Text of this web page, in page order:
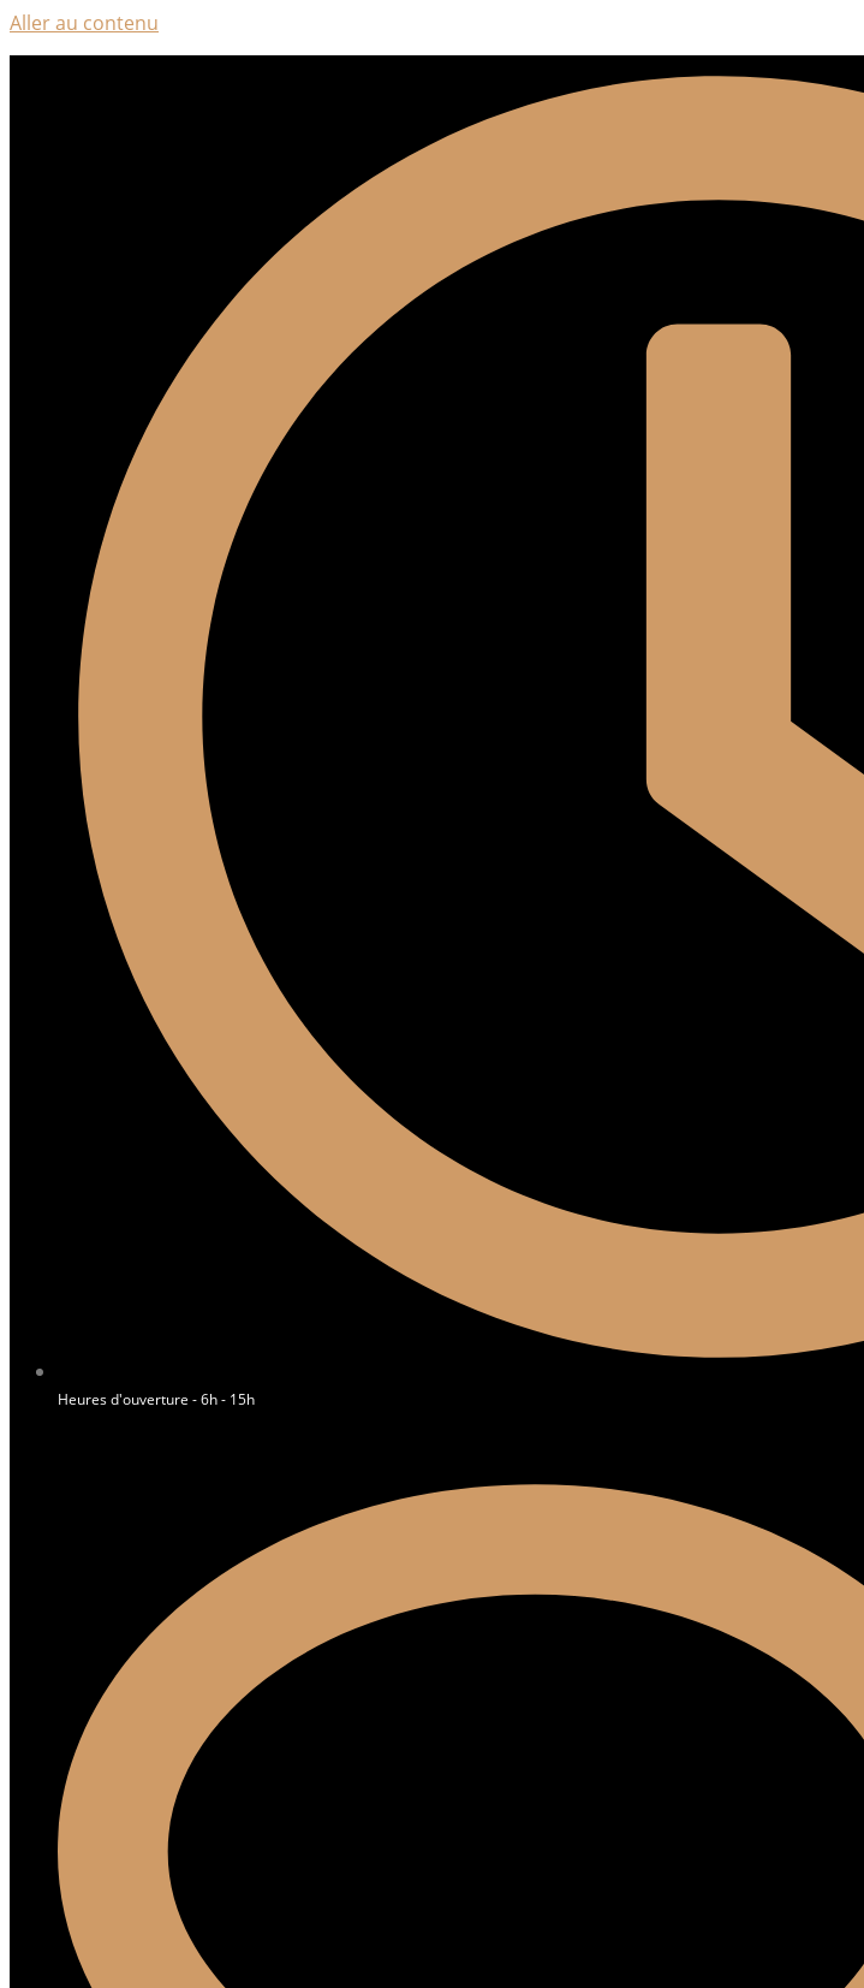
Aller au contenu
Heures d'ouverture - 6h - 15h